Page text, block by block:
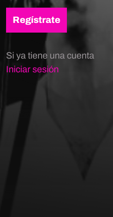
Regístrate
Si ya tiene una cuenta
Iniciar sesión